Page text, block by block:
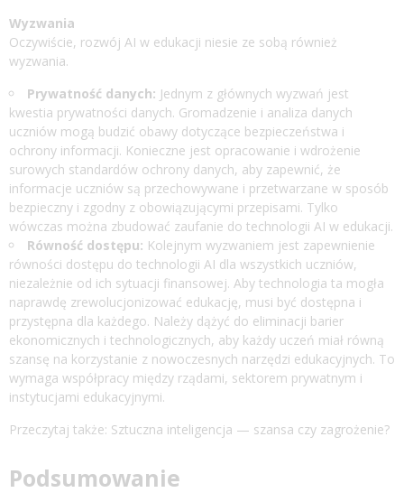
Wyzwania
Oczywiście, rozwój AI w edukacji niesie ze sobą również
wyzwania.
Prywatność danych: Jednym z głównych wyzwań jest
kwestia prywatności danych. Gromadzenie i analiza danych
uczniów mogą budzić obawy dotyczące bezpieczeństwa i
ochrony informacji. Konieczne jest opracowanie i wdrożenie
surowych standardów ochrony danych, aby zapewnić, że
informacje uczniów są przechowywane i przetwarzane w sposób
bezpieczny i zgodny z obowiązującymi przepisami. Tylko
wówczas można zbudować zaufanie do technologii AI w edukacji.
Równość dostępu: Kolejnym wyzwaniem jest zapewnienie
równości dostępu do technologii AI dla wszystkich uczniów,
niezależnie od ich sytuacji finansowej. Aby technologia ta mogła
naprawdę zrewolucjonizować edukację, musi być dostępna i
przystępna dla każdego. Należy dążyć do eliminacji barier
ekonomicznych i technologicznych, aby każdy uczeń miał równą
szansę na korzystanie z nowoczesnych narzędzi edukacyjnych. To
wymaga współpracy między rządami, sektorem prywatnym i
instytucjami edukacyjnymi.
Przeczytaj także: Sztuczna inteligencja — szansa czy zagrożenie?
Podsumowanie